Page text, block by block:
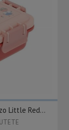
Little Red...